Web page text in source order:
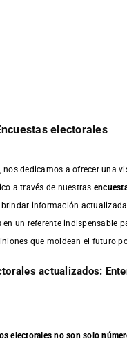
electorales
nos dedicamos a ofrecer una
a través de nuestras
información actualizada
un referente indispensable
que moldean el futuro
actualizados:
electorales no son solo